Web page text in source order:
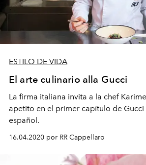
ESTILO DE VIDA
El arte culinario alla Gucci
La firma italiana invita a la chef
apetito en el primer capítulo de Gucci
español.
16.04.2020 por RR Cappellaro